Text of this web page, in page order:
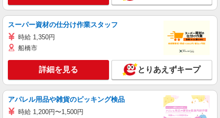
スーパー資材の仕分け作業スタッフ
時給 1,350円
船橋市
詳細を見る とりあえずキープ
アパレル用品や雑貨のピッキング検品
時給 1,200円〜1,500円